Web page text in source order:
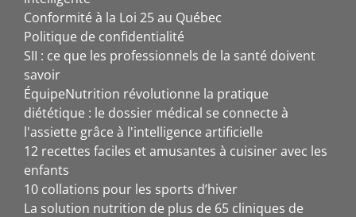
Conformité à la Loi 25 au Québec
Politique de confidentialité
SII : ce que les professionnels de la santé doivent
savoir
ÉquipeNutrition révolutionne la pratique
diététique : le dossier médical se connecte à
l'assiette grâce à l'intelligence artificielle
12 recettes faciles et amusantes à cuisiner avec les
enfants
10 collations pour les sports d’hiver
La solution nutrition de plus de 65 cliniques de